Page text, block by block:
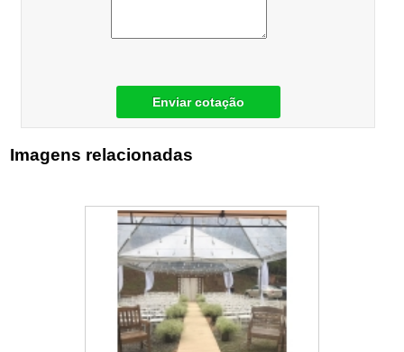
Enviar cotação
Imagens relacionadas